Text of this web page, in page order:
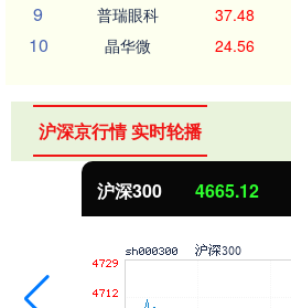
9 普瑞眼科 37.48
10 晶华微 24.56
沪深京行情 实时轮播
沪深300 4665.12